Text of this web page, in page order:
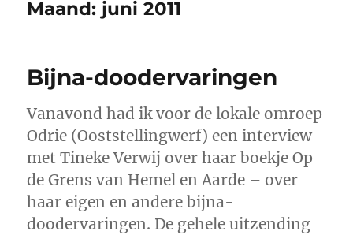
Maand: juni 2011
Bijna-doodervaringen
Vanavond had ik voor de lokale omroep
Odrie (Ooststellingwerf) een interview
met Tineke Verwij over haar boekje Op
de Grens van Hemel en Aarde – over
haar eigen en andere bijna-
doodervaringen. De gehele uitzending